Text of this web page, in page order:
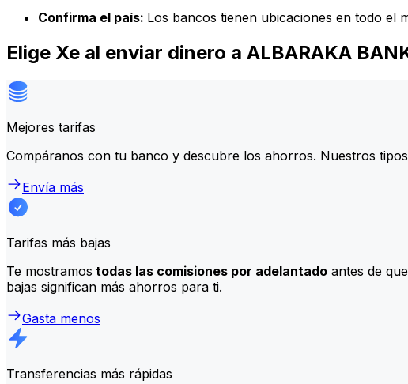
Confirma el país: Los bancos tienen ubicaciones en todo el
Elige Xe al enviar dinero a ALBARAKA
Mejores tarifas
Compáranos con tu banco y descubre los ahorros. Nuestros
Envía más
Tarifas más bajas
Te mostramos todas las comisiones por adelantado antes de
bajas significan más ahorros para ti.
Gasta menos
Transferencias más rápidas